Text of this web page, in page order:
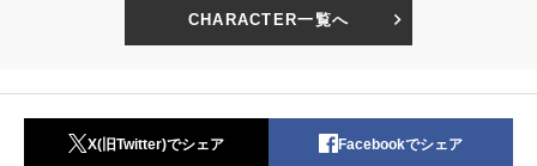
CHARACTER一覧へ
X(旧Twitter)でシェア Facebookでシェア